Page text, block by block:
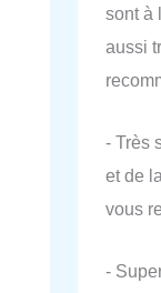
sont à
aussi
- Très
et de
vous
-